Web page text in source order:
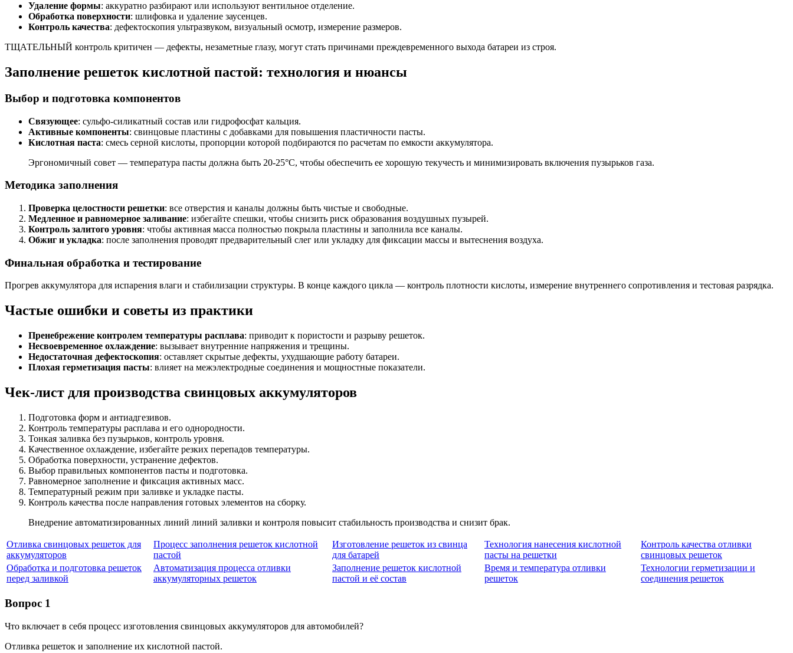
Удаление формы: аккуратно разбирают или используют вентильное отделение.
Обработка поверхности: шлифовка и удаление заусенцев.
Контроль качества: дефектоскопия ультразвуком, визуальный осмотр, измерение размеров.
ТЩАТЕЛЬНЫЙ контроль критичен — дефекты, незаметные глазу, могут стать причинами преждевременного выхода батареи из строя.
Заполнение решеток кислотной пастой: технология и нюансы
Выбор и подготовка компонентов
Связующее: сульфо-силикатный состав или гидрофосфат кальция.
Активные компоненты: свинцовые пластины с добавками для повышения пластичности пасты.
Кислотная паста: смесь серной кислоты, пропорции которой подбираются по расчетам по емкости аккумулятора.
Эргономичный совет — температура пасты должна быть 20-25°C, чтобы обеспечить ее хорошую текучесть и минимизировать включения пузырьков газа.
Методика заполнения
Проверка целостности решетки: все отверстия и каналы должны быть чистые и свободные.
Медленное и равномерное заливание: избегайте спешки, чтобы снизить риск образования воздушных пузырей.
Контроль залитого уровня: чтобы активная масса полностью покрыла пластины и заполнила все каналы.
Обжиг и укладка: после заполнения проводят предварительный слег или укладку для фиксации массы и вытеснения воздуха.
Финальная обработка и тестирование
Прогрев аккумулятора для испарения влаги и стабилизации структуры. В конце каждого цикла — контроль плотности кислоты, измерение внутреннего сопротивления и тестовая разрядка.
Частые ошибки и советы из практики
Пренебрежение контролем температуры расплава: приводит к пористости и разрыву решеток.
Несвоевременное охлаждение: вызывает внутренние напряжения и трещины.
Недостаточная дефектоскопия: оставляет скрытые дефекты, ухудшающие работу батареи.
Плохая герметизация пасты: влияет на межэлектродные соединения и мощностные показатели.
Чек-лист для производства свинцовых аккумуляторов
Подготовка форм и антиадгезивов.
Контроль температуры расплава и его однородности.
Тонкая заливка без пузырьков, контроль уровня.
Качественное охлаждение, избегайте резких перепадов температуры.
Обработка поверхности, устранение дефектов.
Выбор правильных компонентов пасты и подготовка.
Равномерное заполнение и фиксация активных масс.
Температурный режим при заливке и укладке пасты.
Контроль качества после направления готовых элементов на сборку.
Внедрение автоматизированных линий линий заливки и контроля повысит стабильность производства и снизит брак.
Отливка свинцовых решеток для
аккумуляторов
Процесс заполнения решеток кислотной
пастой
Изготовление решеток из свинца
для батарей
Технология нанесения кислотной
пасты на решетки
Контроль качества отливки
свинцовых решеток
Обработка и подготовка решеток
перед заливкой
Автоматизация процесса отливки
аккумуляторных решеток
Заполнение решеток кислотной
пастой и её состав
Время и температура отливки
решеток
Технологии герметизации и
соединения решеток
Вопрос 1
Что включает в себя процесс изготовления свинцовых аккумуляторов для автомобилей?
Отливка решеток и заполнение их кислотной пастой.